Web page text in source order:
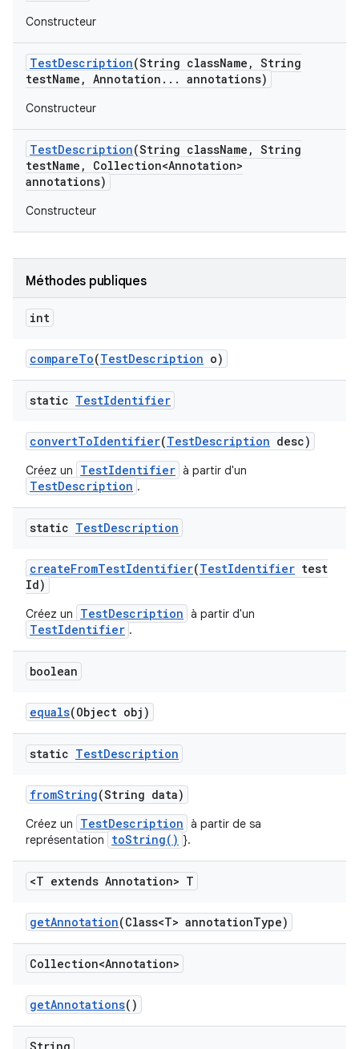
Constructeur
TestDescription(String className , String
testName , Annotation . . . annotations)
Constructeur
TestDescription(String className , String
testName ,
Collection<Annotation>
annotations)
Constructeur
Méthodes publiques
int
compareTo(TestDescription o)
static TestIdentifier
convertToIdentifier(TestDescription desc)
Créez un TestIdentifier à partir d'un
TestDescription .
static TestDescription
createFromTestIdentifier(TestIdentifier test
Id)
Créez un TestDescription à partir d'un
TestIdentifier .
boolean
equals(Object obj)
static TestDescription
fromString(String data)
Créez un TestDescription à partir de sa
représentation
toString() }.
<T extends Annotation> T
getAnnotation(Class<T> annotationType)
Collection<Annotation>
getAnnotations()